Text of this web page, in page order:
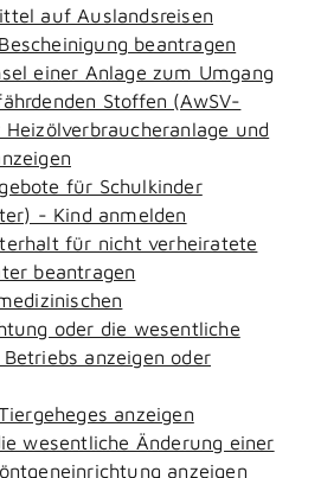
auf Auslandsreisen
beantragen
einer Anlage zum Umgang
Stoffen (AwSV-
und
für Schulkinder
- Kind anmelden
für nicht verheiratete
beantragen
oder die wesentliche
anzeigen oder
anzeigen
wesentliche Änderung einer
anzeigen